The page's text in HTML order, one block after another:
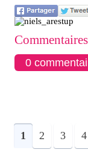
Commentaires
0
1 2 3 4